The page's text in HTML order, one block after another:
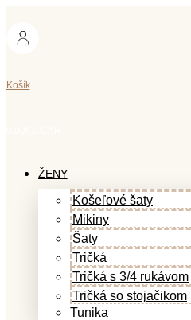
Košík
ŽENY
Košeľové šaty
Mikiny
Šaty
Tričká
Tričká s 3/4 rukávom
Tričká so stojačikom
Tunika